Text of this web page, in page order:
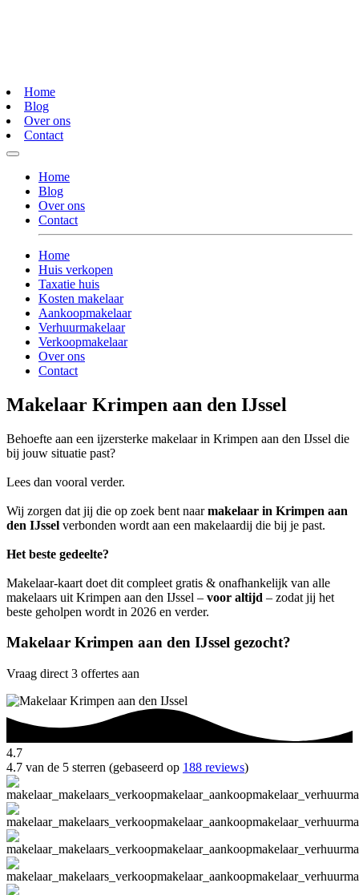
Home
Blog
Over ons
Contact
Home
Blog
Over ons
Contact
Home
Huis verkopen
Taxatie huis
Kosten makelaar
Aankoopmakelaar
Verhuurmakelaar
Verkoopmakelaar
Over ons
Contact
Makelaar Krimpen aan den IJssel
Behoefte aan een ijzersterke makelaar in Krimpen aan den IJssel die
bij jouw situatie past?
Lees dan vooral verder.
Wij zorgen dat jij die op zoek bent naarmakelaar in Krimpen aan
den IJssel verbonden wordt aan een makelaardij die bij je past.
Het beste gedeelte?
Makelaar-kaart doet dit compleet gratis & onafhankelijk van alle
makelaars uit Krimpen aan den IJssel – voor altijd – zodat jij het
beste geholpen wordt in 2026 en verder.
Makelaar Krimpen aan den IJssel gezocht?
Vraag direct 3 offertes aan
4.7
4.7 van de 5 sterren (gebaseerd op 188 reviews)